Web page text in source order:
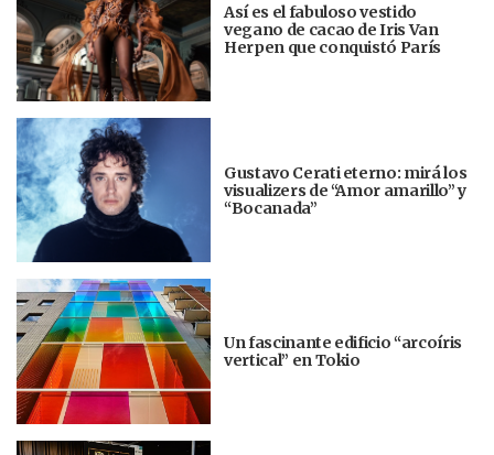
Así es el fabuloso vestido
vegano de cacao de Iris Van
Herpen que conquistó París
Gustavo Cerati eterno: mirá los
visualizers de “Amor amarillo” y
“Bocanada”
Un fascinante edificio “arcoíris
vertical” en Tokio